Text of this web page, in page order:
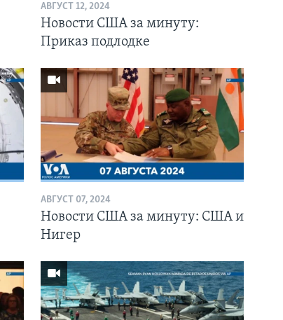
АВГУСТ 12, 2024
Новости США за минуту:
Приказ подлодке
АВГУСТ 07, 2024
Новости США за минуту: США и
Нигер